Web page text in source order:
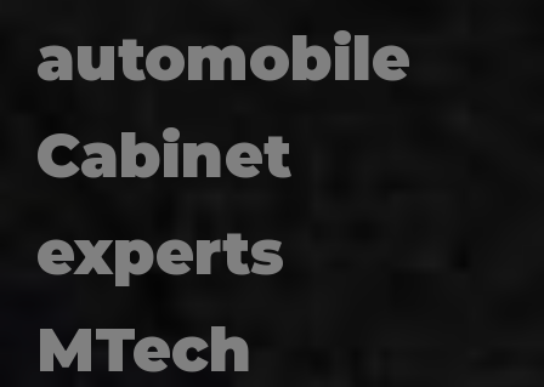
automobile
Cabinet
experts
MTech